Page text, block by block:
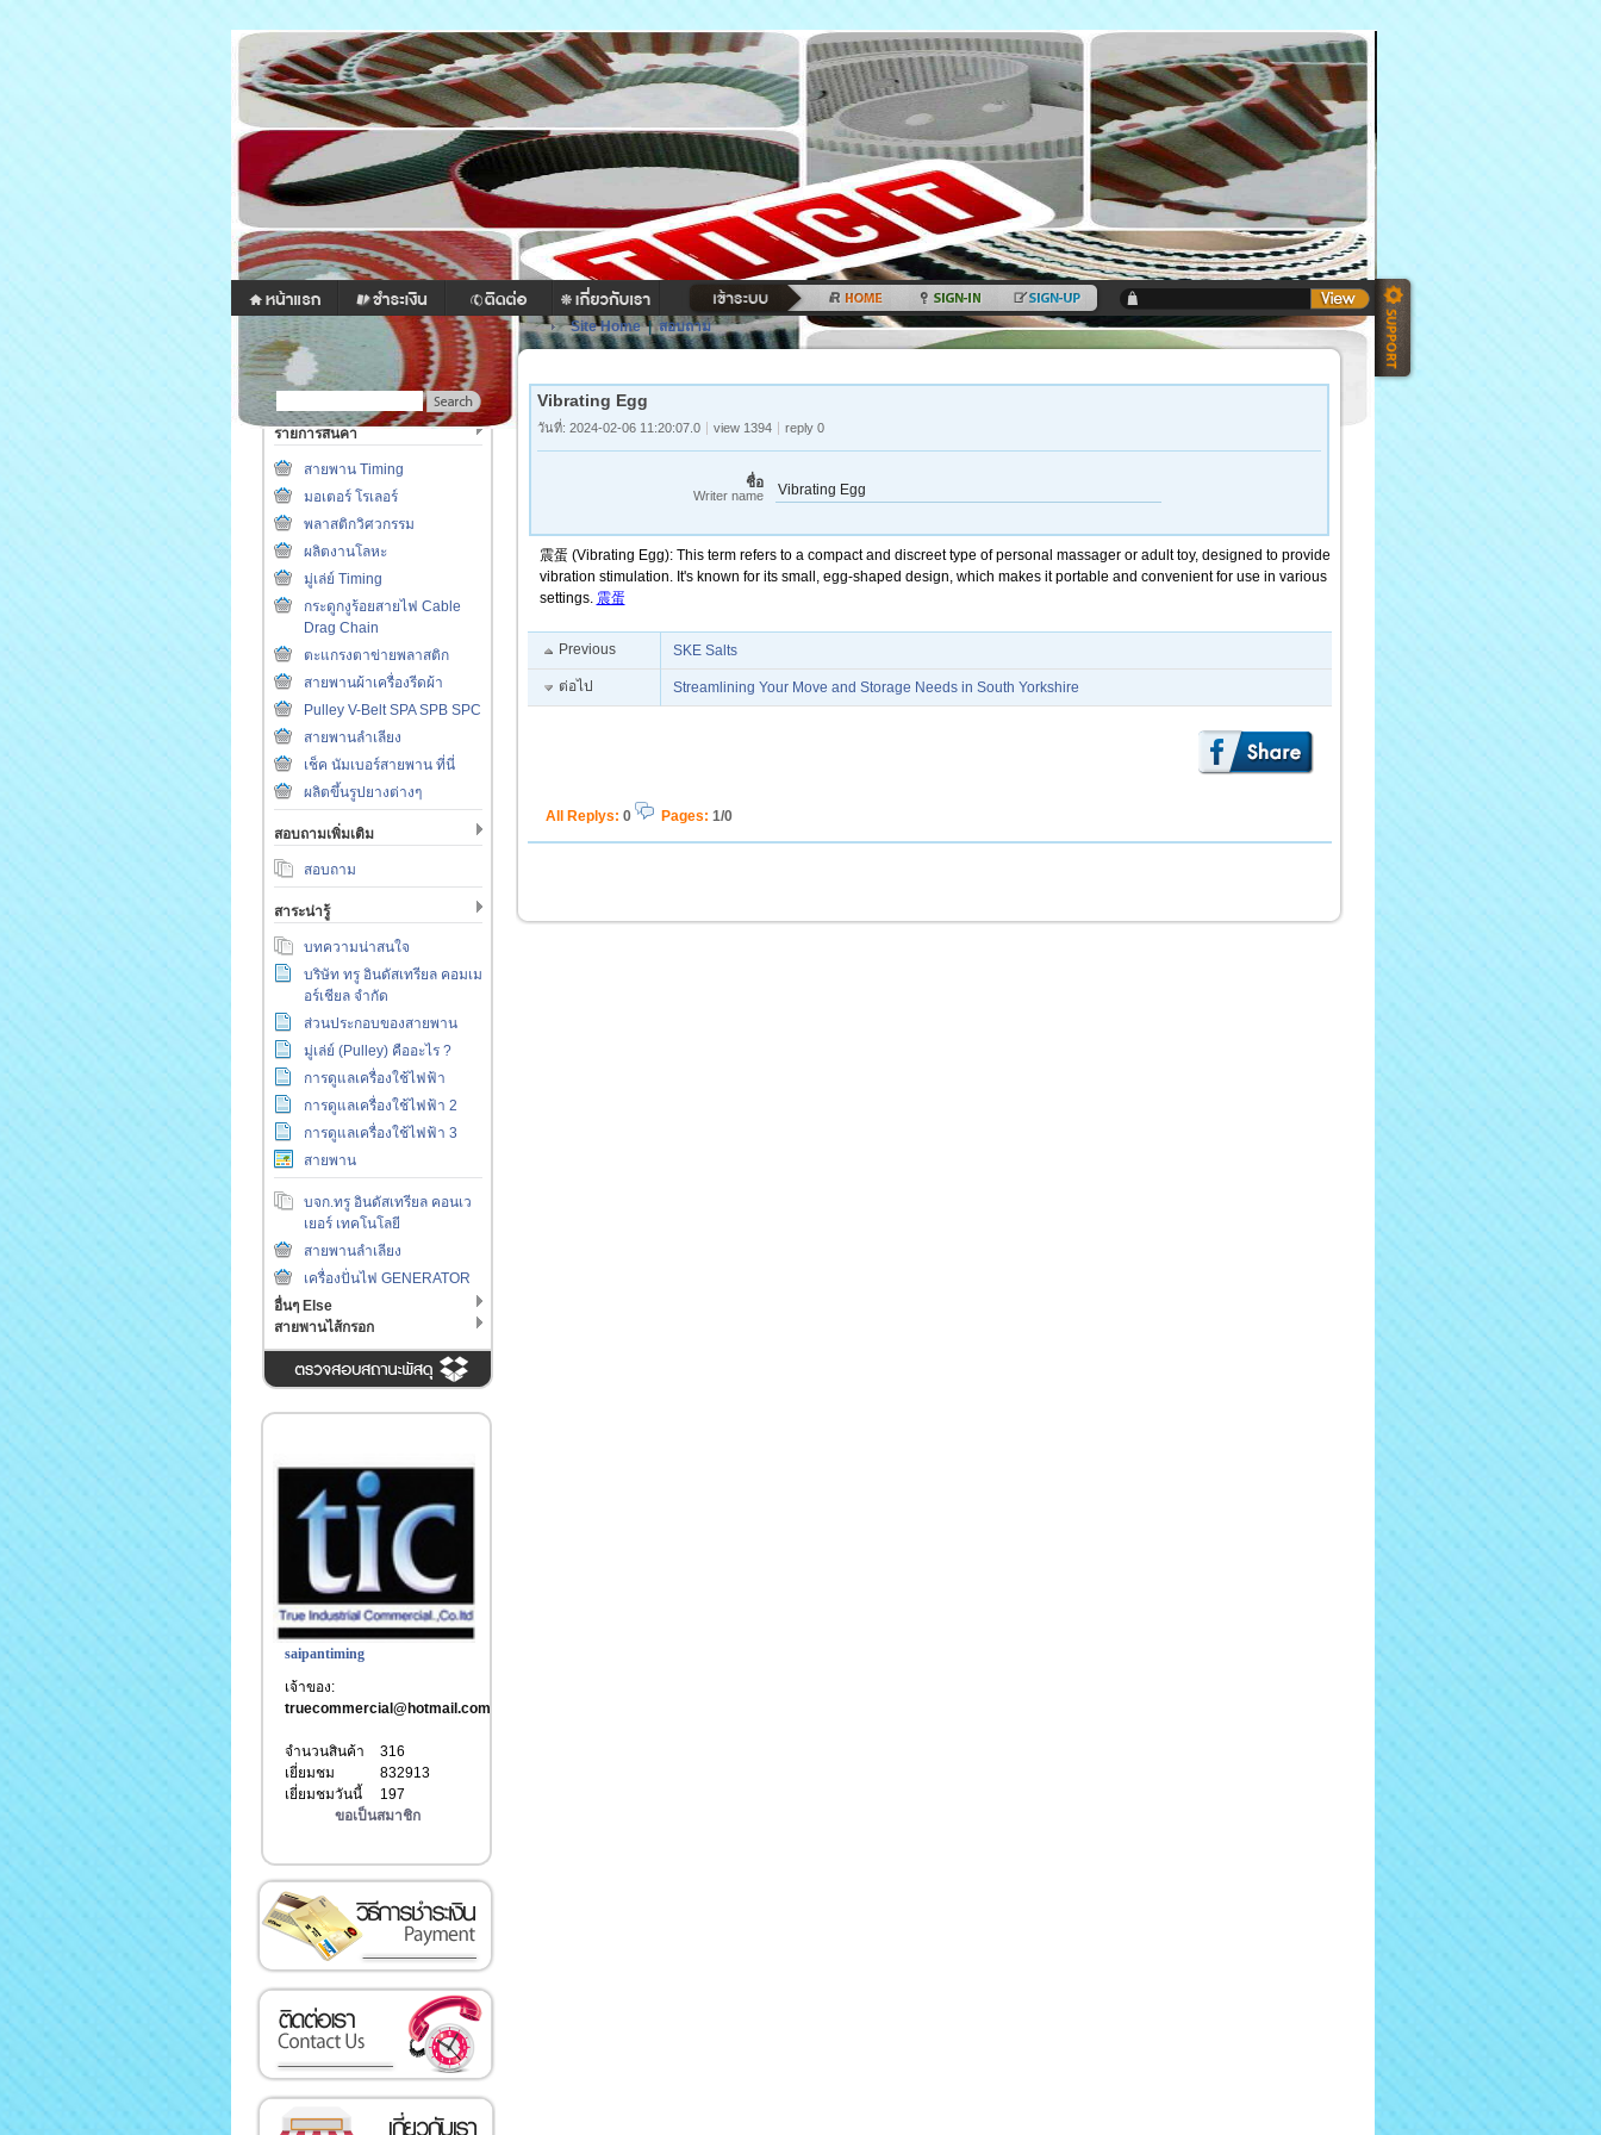
รายการสินค้า
สายพาน Timing
มอเตอร์ โรเลอร์
พลาสติกวิศวกรรม
ผลิตงานโลหะ
มู่เล่ย์ Timing
กระดูกงูร้อยสายไฟ Cable
Drag Chain
ตะแกรงตาข่ายพลาสติก
สายพานผ้าเครื่องรีดผ้า
Pulley V-Belt SPA SPB SPC
สายพานลำเลียง
เช็ค นัมเบอร์สายพาน ที่นี่
ผลิตขึ้นรูปยางต่างๆ
สอบถามเพิ่มเติม
สอบถาม
สาระน่ารู้
บทความน่าสนใจ
บริษัท ทรู อินดัสเทรียล คอมเม
อร์เชียล จำกัด
ส่วนประกอบของสายพาน
มู่เล่ย์ (Pulley) คืออะไร ?
การดูแลเครื่องใช้ไฟฟ้า
การดูแลเครื่องใช้ไฟฟ้า 2
การดูแลเครื่องใช้ไฟฟ้า 3
สายพาน
บจก.ทรู อินดัสเทรียล คอนเว
เยอร์ เทคโนโลยี
สายพานลำเลียง
เครื่องปั่นไฟ GENERATOR
อื่นๆ Else
สายพานไส้กรอก
saipantiming
เจ้าของ:
truecommercial@hotmail.com
จำนวนสินค้า
316
เยี่ยมชม
832913
เยี่ยมชมวันนี้
197
ขอเป็นสมาชิก
Site Home|สอบถาม
Vibrating Egg
วันที่: 2024-02-06 11:20:07.0 view 1394 reply 0
ชื่อ
Writer name Vibrating Egg
震蛋 (Vibrating Egg): This term refers to a compact and discreet type of personal massager or adult toy, designed to provide
vibration stimulation. It's known for its small, egg-shaped design, which makes it portable and convenient for use in various
settings. 震蛋
Previous SKE Salts
ต่อไป Streamlining Your Move and Storage Needs in South Yorkshire
All Replys: 0 Pages: 1/0